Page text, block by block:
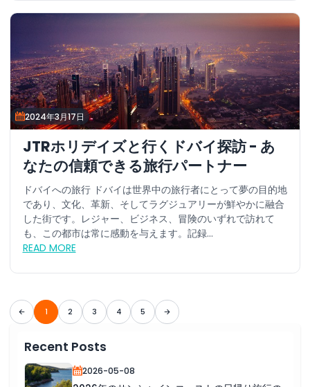
2024年3月17日
JTRホリデイズと行くドバイ探訪 - あ
なたの信頼できる旅行パートナー
ドバイへの旅行 ドバイは世界中の旅行者にとって夢の目的地
であり、文化、革新、そしてラグジュアリーが鮮やかに融合
した街です。レジャー、ビジネス、冒険のいずれで訪れて
も、この都市は常に感動を与えます。記録...
READ MORE
1 2 3 4 5
Recent Posts
2026-05-08